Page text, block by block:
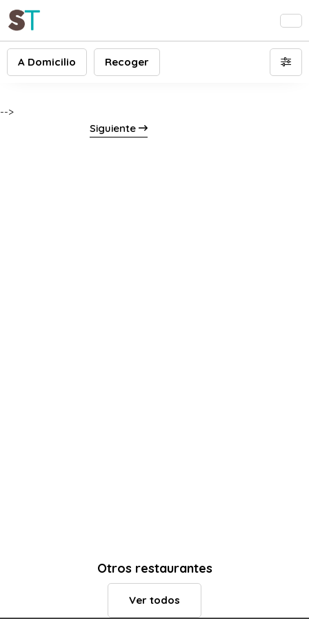
A Domicilio Recoger
-->
Siguiente
Otros restaurantes
Ver todos